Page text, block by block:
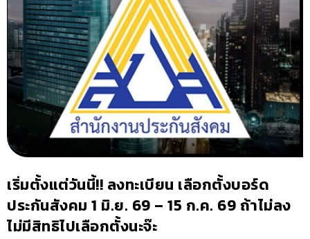
เริ่มตั้งแต่วันนี้!! ลงทะเบียน เลือกตั้งบอร์ด
ประกันสังคม 1 มิ.ย. 69 – 15 ก.ค. 69 ถ้าไม่ลง
ไม่มีสิทธิไปเลือกตั้งนะจ๊ะ